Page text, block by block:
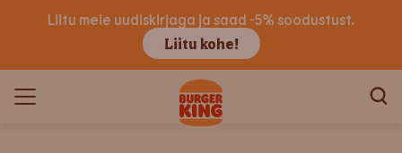
Liitu meie uudiskirjaga ja saad -5% soodustust.
Liitu kohe!